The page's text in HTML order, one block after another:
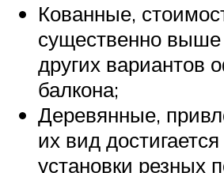
Кованные,
существенно
других вариантов
балкона;
Деревянные,
их вид
установки резных